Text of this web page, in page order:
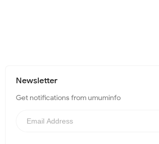
Newsletter
Get notifications from umuminfo